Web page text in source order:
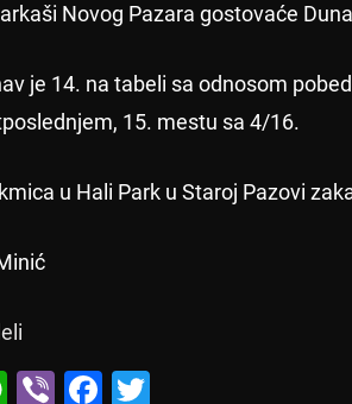
Novog Pazara gostovaće
je 14. na tabeli sa odnosom
15. mestu sa 4/16.
u Hali Park u Staroj Pazovi
W
Vi
F